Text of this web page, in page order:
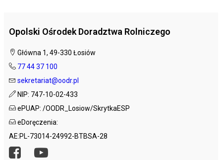
Opolski Ośrodek Doradztwa Rolniczego
Główna 1, 49-330 Łosiów
77 44 37 100
sekretariat@oodr.pl
NIP: 747-10-02-433
ePUAP: /OODR_Losiow/SkrytkaESP
eDoręczenia:
AE:PL-73014-24992-BTBSA-28